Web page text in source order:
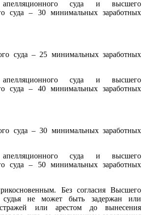
суда и высшего
суда – 30 минимальных заработных
суда – 25 минимальных заработных
суда и высшего
суда – 40 минимальных заработных
суда – 30 минимальных заработных
суда и высшего
суда – 50 минимальных заработных
Без согласия Высшего
судья не может быть задержан или
или арестом до вынесения